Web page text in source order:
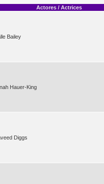
Actores / Actrices
Bailey
Hauer-King
Diggs